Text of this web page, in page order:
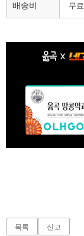
배송비 무료
목록 신고